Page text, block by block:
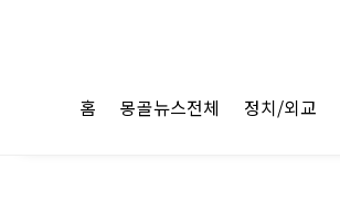
홈 몽골뉴스전체 정치/외교